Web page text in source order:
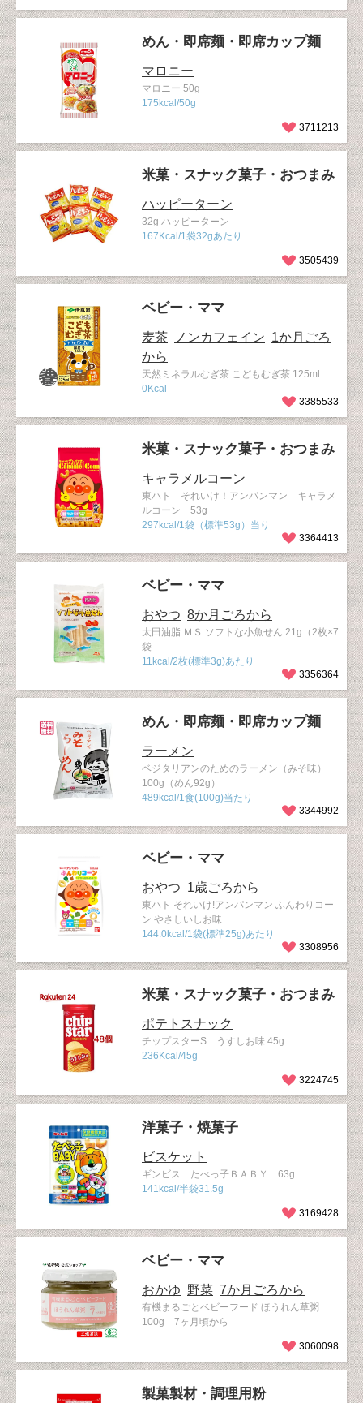
めん・即席麺・即席カップ麺
マロニー
マロニー 50g
175kcal/50g
3711213
米菓・スナック菓子・おつまみ
ハッピーターン
32g ハッピーターン
167Kcal/1袋32gあたり
3505439
ベビー・ママ
麦茶 ノンカフェイン 1か月ごろ
から
天然ミネラルむぎ茶 こどもむぎ茶 125ml
0Kcal
3385533
米菓・スナック菓子・おつまみ
キャラメルコーン
東ハト それいけ！アンパンマン キャラメ
ルコーン 53g
297kcal/1袋（標準53g）当り
3364413
ベビー・ママ
おやつ 8か月ごろから
太田油脂 ＭＳ ソフトな小魚せん 21g（2枚×7
袋
11kcal/2枚(標準3g)あたり
3356364
めん・即席麺・即席カップ麺
ラーメン
ベジタリアンのためのラーメン（みそ味）
100g（めん92g）
489kcal/1食(100g)当たり
3344992
ベビー・ママ
おやつ 1歳ごろから
東ハト それいけ!アンパンマン ふんわりコー
ン やさしいしお味
144.0kcal/1袋(標準25g)あたり
3308956
米菓・スナック菓子・おつまみ
ポテトスナック
チップスターS うすしお味 45g
236Kcal/45g
3224745
洋菓子・焼菓子
ビスケット
ギンビス たべっ子ＢＡＢＹ 63g
141kcal/半袋31.5g
3169428
ベビー・ママ
おかゆ 野菜 7か月ごろから
有機まるごとベビーフード ほうれん草粥
100g 7ヶ月頃から
3060098
製菓製材・調理用粉